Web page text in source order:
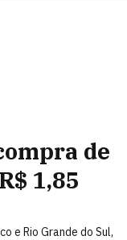
de
1,85
e Rio Grande do Sul,